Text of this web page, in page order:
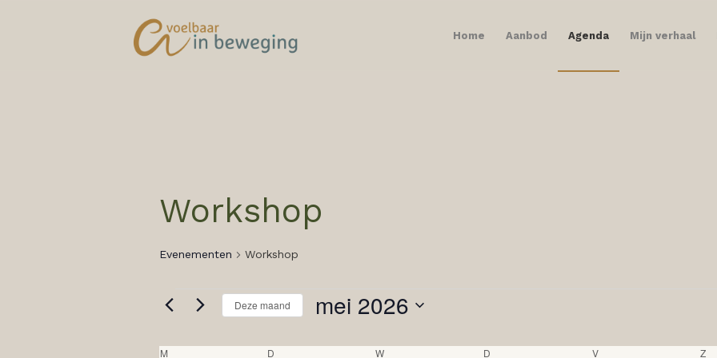
Home Aanbod Agenda Mijn verhaal
Workshop
Evenementen Workshop
EVENEMENTEN
Deze maand mei 2026
een
M D W D Vvrijdag Z